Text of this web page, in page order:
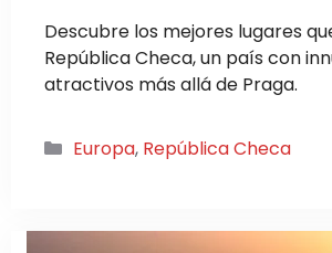
Descubre los mejores lugares
República Checa, un país con
atractivos más allá de Praga.
Categorías
Europa, República Checa